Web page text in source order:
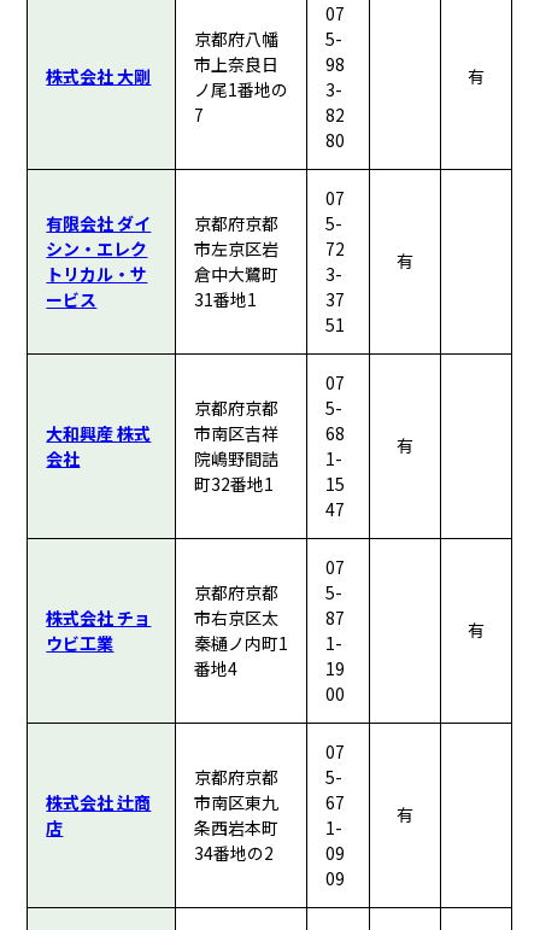
株式会社 大剛
京都府八幡
市上奈良日
ノ尾1番地の
7
07
5-
98
3-
82
80
有
有限会社 ダイ
シン・エレク
トリカル・サ
ービス
京都府京都
市左京区岩
倉中大鷺町
31番地1
07
5-
72
3-
37
51
有
大和興産 株式
会社
京都府京都
市南区吉祥
院嶋野間詰
町32番地1
07
5-
68
1-
15
47
有
株式会社 チョ
ウビ工業
京都府京都
市右京区太
秦樋ノ内町1
番地4
07
5-
87
1-
19
00
有
株式会社 辻商
店
京都府京都
市南区東九
条西岩本町
34番地の2
07
5-
67
1-
09
09
有